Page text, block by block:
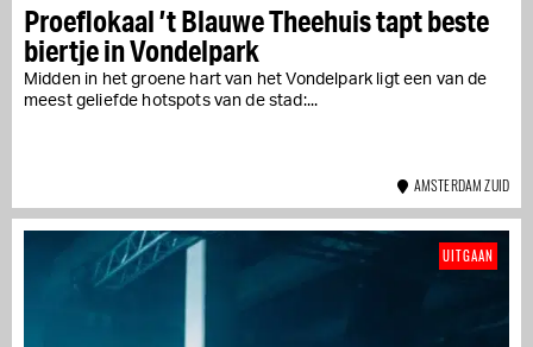
Proeflokaal ’t Blauwe Theehuis tapt beste
biertje in Vondelpark
Midden in het groene hart van het Vondelpark ligt een van de
meest geliefde hotspots van de stad:...
AMSTERDAM ZUID
UITGAAN